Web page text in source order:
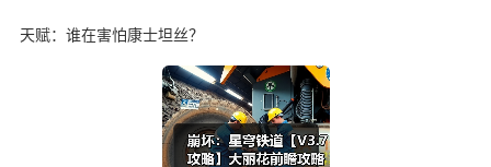
天赋：谁在害怕康士坦丝？